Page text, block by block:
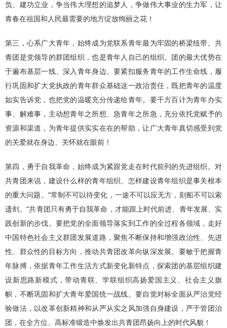
负、建功立业，争当伟大理想的追梦人，争做伟大事业的生力军，让
青春在祖国和人民最需要的地方绽放绚丽之花！
第三，心系广大青年，始终成为党联系青年最为牢固的桥梁纽带。共
青团是党领导的群团组织，也是青年人自己的组织。团的最大优势在
于遍布基层一线、深入青年身边。要紧扣服务青年的工作生命线，履
行巩固和扩大党执政的青年群众基础这一政治责任，既把青年的温度
如实告诉党，也把党的温暖充分传递给青年。要千方百计为青年办实
事、解难事，主动想青年之所想、急青年之所急，充分依托党赋予的
资源和渠道，为青年提供实实在在的帮助，让广大青年真切感受到党
的关爱就在身边、关怀就在眼前！
第四，勇于自我革命，始终成为紧跟党走在时代前列的先进组织。对
共青团来说，建设什么样的青年组织、怎样建设青年组织是事关根本
的重大问题。“常制不可以待变化，一途不可以应无方，刻船不可以索
遗剑。”共青团只有勇于自我革命，才能跟上时代前进、青年发展、实
践创新的步伐。要把党的全面领导落实到工作的全过程各领域，走好
中国特色社会主义群团发展道路，聚焦不断保持和增强政治性、先进
性、群众性的目标方向，推动共青团改革向纵深发展。要敏于把握青
年脉搏，依据青年工作生活方式新变化新特点，探索团的基层组织建
设新思路新模式，带动青联、学联组织高扬爱国主义、社会主义旗
帜，不断巩固和扩大青年爱国统一战线。要自觉对标全面从严治党经
验做法，以改革创新精神和从严从实之风加强自身建设，严于管团治
团，在全方位、高标准锻造中焕发出共青团昂扬向上的时代风貌！